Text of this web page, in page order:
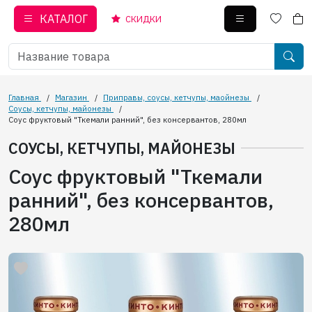
КАТАЛОГ СКИДКИ
Главная / Магазин / Приправы, соусы, кетчупы, маойнезы
/
Соусы, кетчупы, майонезы
/
Соус фруктовый "Ткемали ранний", без консервантов, 280мл
СОУСЫ, КЕТЧУПЫ, МАЙОНЕЗЫ
Соус фруктовый "Ткемали
ранний", без консервантов,
280мл